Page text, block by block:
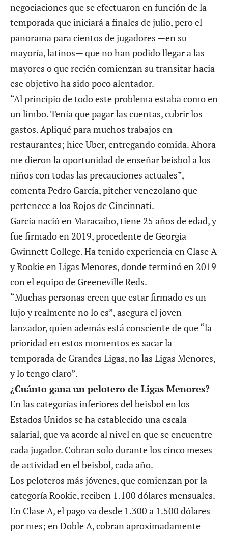
negociaciones que se efectuaron en función de la
temporada que iniciará a finales de julio, pero el
panorama para cientos de jugadores —en su
mayoría, latinos— que no han podido llegar a las
mayores o que recién comienzan su transitar hacia
ese objetivo ha sido poco alentador.
“Al principio de todo este problema estaba como en
un limbo. Tenía que pagar las cuentas, cubrir los
gastos. Apliqué para muchos trabajos en
restaurantes; hice Uber, entregando comida. Ahora
me dieron la oportunidad de enseñar beisbol a los
niños con todas las precauciones actuales”,
comenta Pedro García, pitcher venezolano que
pertenece a los Rojos de Cincinnati.
García nació en Maracaibo, tiene 25 años de edad, y
fue firmado en 2019, procedente de Georgia
Gwinnett College. Ha tenido experiencia en Clase A
y Rookie en Ligas Menores, donde terminó en 2019
con el equipo de Greeneville Reds.
“Muchas personas creen que estar firmado es un
lujo y realmente no lo es”, asegura el joven
lanzador, quien además está consciente de que “la
prioridad en estos momentos es sacar la
temporada de Grandes Ligas, no las Ligas Menores,
y lo tengo claro”.
¿Cuánto gana un pelotero de Ligas Menores?
En las categorías inferiores del beisbol en los
Estados Unidos se ha establecido una escala
salarial, que va acorde al nivel en que se encuentre
cada jugador. Cobran solo durante los cinco meses
de actividad en el beisbol, cada año.
Los peloteros más jóvenes, que comienzan por la
categoría Rookie, reciben 1.100 dólares mensuales.
En Clase A, el pago va desde 1.300 a 1.500 dólares
por mes; en Doble A, cobran aproximadamente